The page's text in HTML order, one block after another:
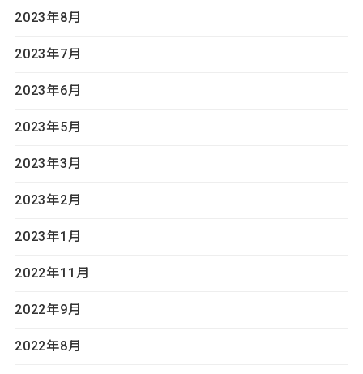
2023年8月
2023年7月
2023年6月
2023年5月
2023年3月
2023年2月
2023年1月
2022年11月
2022年9月
2022年8月